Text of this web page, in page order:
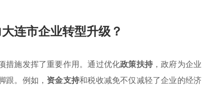
连市企业转型升级？
措施发挥了重要作用。通过优化政策扶持，政府为企业
跟。例如， 资金支持和税收减免不仅减轻了企业的经济